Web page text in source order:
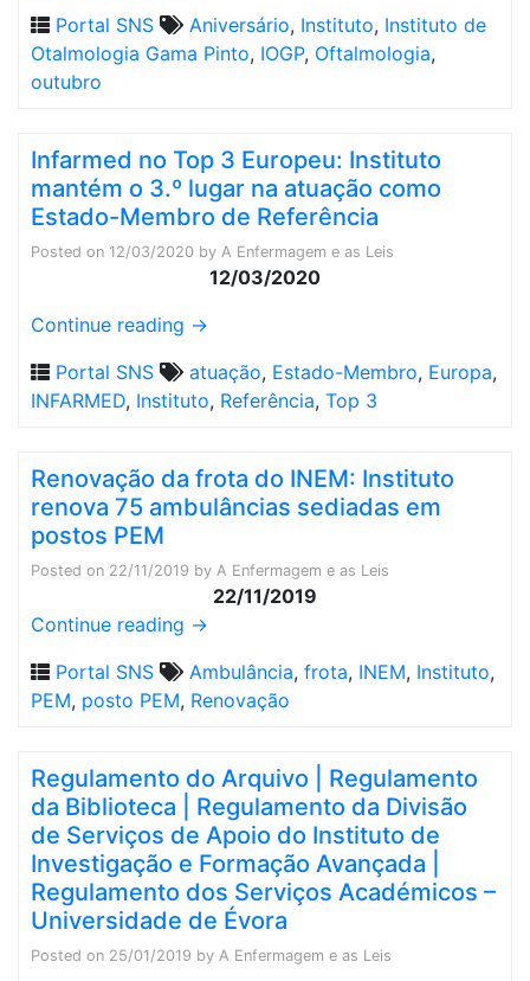
Portal SNS
Aniversário, Instituto, Instituto de
Otalmologia Gama Pinto, IOGP, Oftalmologia,
outubro
Infarmed no Top 3 Europeu: Instituto
mantém o 3.º lugar na atuação como
Estado-Membro de Referência
Posted on 12/03/2020 by A Enfermagem e as Leis
12/03/2020
Continue reading →
Portal SNS
atuação, Estado-Membro, Europa,
INFARMED, Instituto, Referência, Top 3
Renovação da frota do INEM: Instituto
renova 75 ambulâncias sediadas em
postos PEM
Posted on 22/11/2019 by A Enfermagem e as Leis
22/11/2019
Continue reading →
Portal SNS
Ambulância, frota, INEM, Instituto,
PEM, posto PEM, Renovação
Regulamento do Arquivo | Regulamento
da Biblioteca | Regulamento da Divisão
de Serviços de Apoio do Instituto de
Investigação e Formação Avançada |
Regulamento dos Serviços Académicos –
Universidade de Évora
Posted on 25/01/2019 by A Enfermagem e as Leis